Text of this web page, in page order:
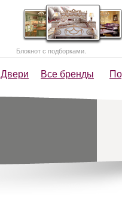
Двери Все бренды
Блокнот с подборками.